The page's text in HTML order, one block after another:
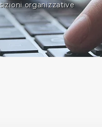
organizzative